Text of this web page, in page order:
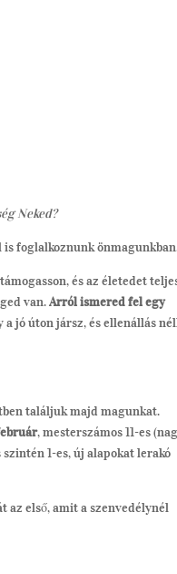
Neked?
is foglalkoznunk
és az életedet
van.Arról ismered fel egy
jó úton jársz, és ellenállás
találjuk majd magunkat.
, mesterszámos 11-es
szintén 1-es, új alapokat lerakó
az első, amit a szenvedélynél